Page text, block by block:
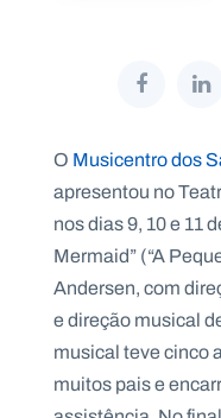
O Musicentro dos
apresentou no
nos dias 9, 10 e 11
Mermaid” (“A
Andersen, com
e direção musical
musical teve cinco
muitos pais e
A
I
O
N
A
L
S
a
l
e
s
i
a